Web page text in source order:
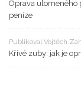
Oprava ulomeného
peníze
Publikoval Vojtěch
Křivé zuby: jak je